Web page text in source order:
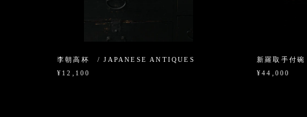
李朝高杯 / JAPANESE ANTIQUES
¥12,100
新羅取手付
¥44,000